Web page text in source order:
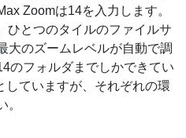
Zoomは14を入力します。
ひとつのタイルのファイルサ
大のズームレベルが自動で調
のフォルダまでしかできてい
していますが、それぞれの環
。